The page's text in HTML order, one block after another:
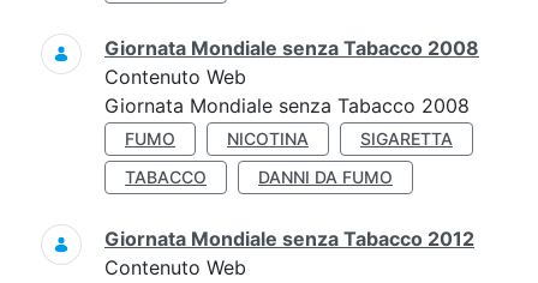
Giornata Mondiale senza Tabacco 2008
Contenuto Web
Giornata Mondiale senza Tabacco 2008
FUMO NICOTINA
SIGARETTA
TABACCO
DANNI DA FUMO
Giornata Mondiale senza Tabacco 2012
Contenuto Web